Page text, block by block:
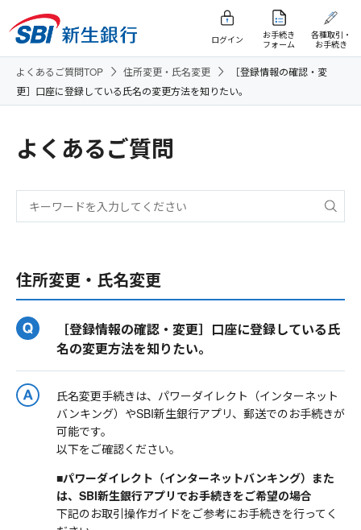
ログイン
お手続き
フォーム
各種取引・
お手続き
よくあるご質問TOP 住所変更・氏名変更
［登録情報の確認・変
更］口座に登録している氏名の変更方法を知りたい。
よくあるご質問
住所変更・氏名変更
［登録情報の確認・変更］口座に登録している氏
名の変更方法を知りたい。
氏名変更手続きは、パワーダイレクト（インターネット
バンキング）やSBI新生銀行アプリ、郵送でのお手続きが
可能です。
以下をご確認ください。
■パワーダイレクト（インターネットバンキング）また
は、SBI新生銀行アプリでお手続きをご希望の場合
下記のお取引操作ガイドをご参考にお手続きを行ってく